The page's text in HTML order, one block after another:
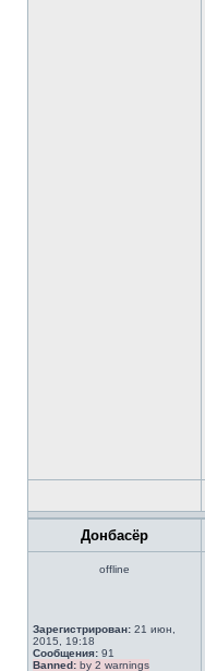
Донбасёр
offline
Зарегистрирован: 21 июн,
2015, 19:18
Сообщения: 91
Banned: by 2 warnings